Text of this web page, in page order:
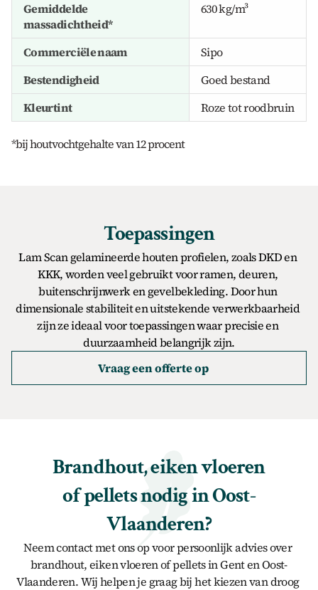
Gemiddelde
massadichtheid*
630 kg/m³
Commerciële naam
Sipo
Bestendigheid
Goed bestand
Kleurtint
Roze tot roodbruin
*bij houtvochtgehalte van 12 procent
Toepassingen
Lam Scan gelamineerde houten profielen, zoals DKD en
KKK, worden veel gebruikt voor ramen, deuren,
buitenschrijnwerk en gevelbekleding. Door hun
dimensionale stabiliteit en uitstekende verwerkbaarheid
zijn ze ideaal voor toepassingen waar precisie en
duurzaamheid belangrijk zijn.
Vraag een offerte op
Brandhout, eiken vloeren
of pellets nodig in Oost-
Vlaanderen?
Neem contact met ons op voor persoonlijk advies over
brandhout, eiken vloeren of pellets in Gent en Oost-
Vlaanderen. Wij helpen je graag bij het kiezen van droog